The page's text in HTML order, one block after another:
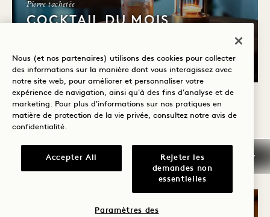
Pierre tachetée
COCKTAIL DU MOIS
Quotidiennement
1 / 10
Nous (et nos partenaires) utilisons des cookies pour collecter
des informations sur la manière dont vous interagissez avec
notre site web, pour améliorer et personnaliser votre
expérience de navigation, ainsi qu'à des fins d'analyse et de
marketing. Pour plus d'informations sur nos pratiques en
matière de protection de la vie privée, consultez notre avis de
confidentialité.
Accepter All
Rejeter les
demandes non
essentielles
Paramètres des